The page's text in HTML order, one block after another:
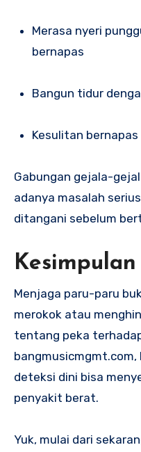
Merasa nyeri punggung bagian atas saat
bernapas
Bangun tidur
Kesulitan
Gabungan gejala-
adanya masalah
ditangani sebelum
Kesimpulan
Menjaga paru-paru
merokok atau
tentang peka
bangmusicmgmt.com,
deteksi dini bisa
penyakit berat.
Yuk, mulai dari